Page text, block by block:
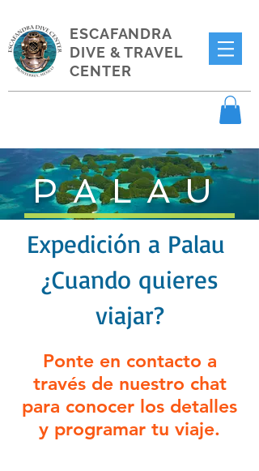
ESCAFANDRA
DIVE & TRAVEL
CENTER
PALAU
Expedición a Palau
¿Cuando quieres
viajar?
Ponte en contacto a
través de nuestro chat
para conocer los detalles
y programar tu viaje.